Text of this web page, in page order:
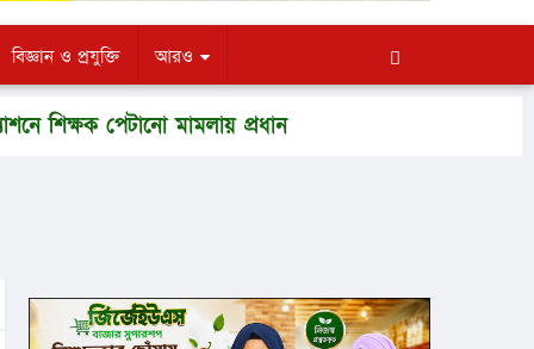
বিজ্ঞান ও প্রযুক্তি আরও
পেটানো মামলায় প্রধান শিক্ষকসহ ৩ জন কারাগারে